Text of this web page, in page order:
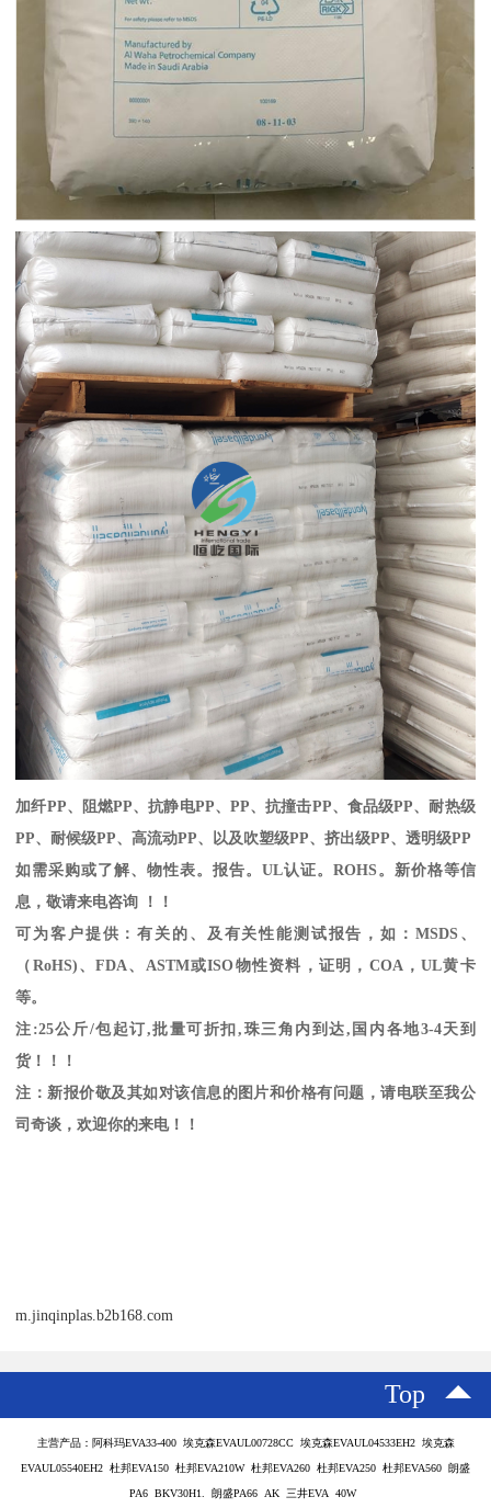
加纤PP、阻燃PP、抗静电PP、 PP、抗撞击PP、食品级PP、耐热级
PP、耐候级PP、高流动PP、以及吹塑级PP、挤出级PP、透明级PP
如需采购或了解、物性表。报告。 UL认证。 ROHS 。新价格等信
息，敬请来电咨询 ！！
可为客户提供：有关的、及有关性能测试报告，如： MSDS 、
（ RoHS) 、FDA、 ASTM或ISO物性资料，证明， COA，UL黄卡
等。
注 :25公斤/包起订,批量可折扣, 珠三角内到达, 国内各地3-4天到
货！！！
注：新报价敬及其如对该信息的图片和价格有问题，请电联至我公
司奇谈，欢迎你的来电！！
m.jinqinplas.b2b168.com
Top
主营产品：阿科玛EVA33-400 埃克森EVAUL00728CC 埃克森EVAUL04533EH2 埃克森
EVAUL05540EH2 杜邦EVA150 杜邦EVA210W 杜邦EVA260 杜邦EVA250 杜邦EVA560 朗盛
PA6 BKV30H1. 朗盛PA66 AK 三井EVA 40W